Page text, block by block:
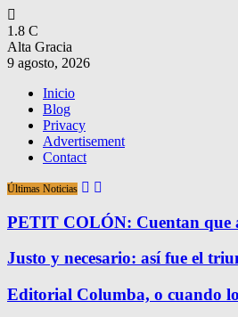
1.8 C
Alta Gracia
9 agosto, 2026
Inicio
Blog
Privacy
Advertisement
Contact
Últimas Noticias
PETIT COLÓN: Cuentan que
Justo y necesario: así fue el
Editorial Columba, o cuando